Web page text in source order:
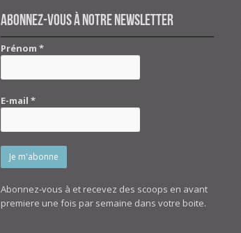
Abonnez-vous à notre newsletter
Prénom*
E-mail*
Abonnez-vous à et recevez des scoops en avant
premiere une fois par semaine dans votre boite.